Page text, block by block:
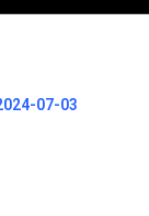
07-03